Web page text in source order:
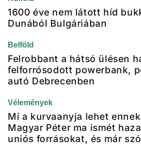
1600 éve nem látott híd
Dunából Bulgáriában
Belföld
Felrobbant a hátsó ülésen
felforrósodott powerbank,
autó Debrecenben
Vélemények
Mi a kurvaanyja lehet
Magyar Péter ma ismét
uniós forrásokat, és már